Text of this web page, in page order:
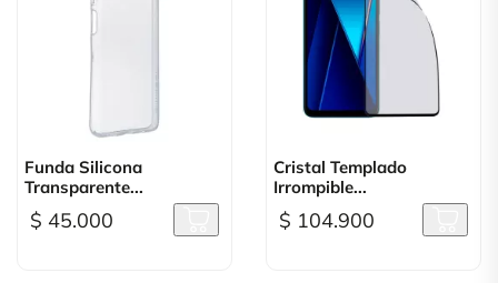
Funda Silicona
Transparente...
$ 45.000
Cristal Templado
Irrompible...
$ 104.900